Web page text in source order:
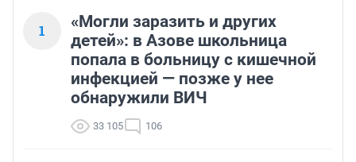
1
«Могли заразить и других
детей»: в Азове школьница
попала в больницу с кишечной
инфекцией — позже у нее
обнаружили ВИЧ
33 105 106